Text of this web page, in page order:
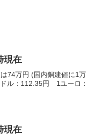
現在
74万円 (国内銅建値に1万
ル：112.35円 1ユーロ：
現在